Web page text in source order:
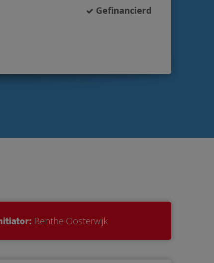
Gefinancierd
Benthe Oosterwijk